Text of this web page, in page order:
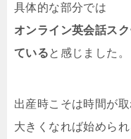
具体的な部分では
オンライン英会話ス
ていると感じました。
出産時こそは時間が
大きくなれば始めら